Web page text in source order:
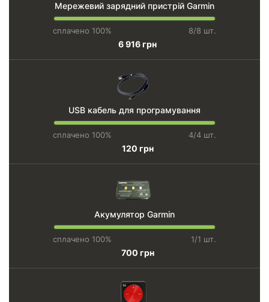
Мережевий зарядний пристрій Garmin
сплачено 100% 8/8 шт.
6 916 грн
USB кабель для програмування
сплачено 100% 4/4 шт.
120 грн
Акумулятор Garmin
сплачено 100% 1/1 шт.
700 грн